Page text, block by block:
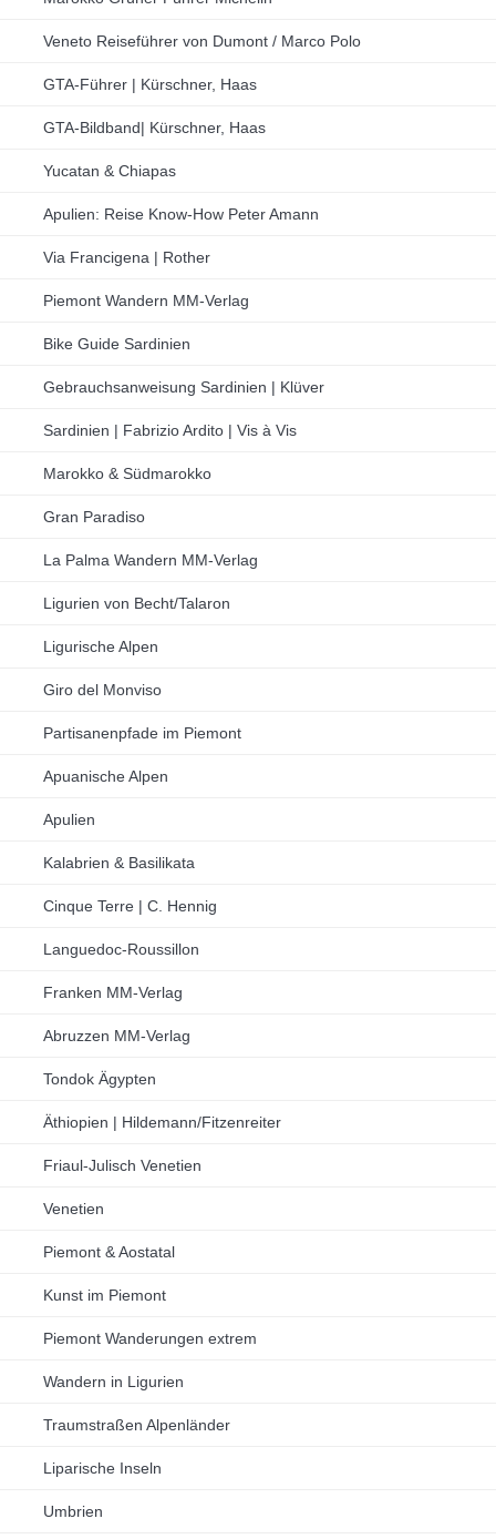
Veneto Reiseführer von Dumont / Marco Polo
GTA-Führer | Kürschner, Haas
GTA-Bildband| Kürschner, Haas
Yucatan & Chiapas
Apulien: Reise Know-How Peter Amann
Via Francigena | Rother
Piemont Wandern MM-Verlag
Bike Guide Sardinien
Gebrauchsanweisung Sardinien | Klüver
Sardinien | Fabrizio Ardito | Vis à Vis
Marokko & Südmarokko
Gran Paradiso
La Palma Wandern MM-Verlag
Ligurien von Becht/Talaron
Ligurische Alpen
Giro del Monviso
Partisanenpfade im Piemont
Apuanische Alpen
Apulien
Kalabrien & Basilikata
Cinque Terre | C. Hennig
Languedoc-Roussillon
Franken MM-Verlag
Abruzzen MM-Verlag
Tondok Ägypten
Äthiopien | Hildemann/Fitzenreiter
Friaul-Julisch Venetien
Venetien
Piemont & Aostatal
Kunst im Piemont
Piemont Wanderungen extrem
Wandern in Ligurien
Traumstraßen Alpenländer
Liparische Inseln
Umbrien